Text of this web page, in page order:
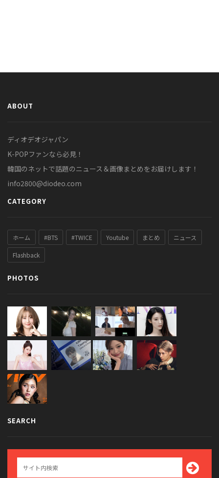
ABOUT
ディオデオジャパン
K-POPファンなら必見！
韓国のネットで話題のニュース＆画像まとめをお届けします！
info2800@diodeo.com
CATEGORY
ホーム #BTS #TWICE Youtube まとめ ニュース
Flashback
PHOTOS
SEARCH